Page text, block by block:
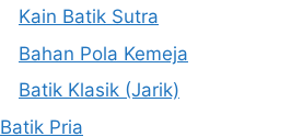
Kain Batik Sutra
Bahan Pola Kemeja
Batik Klasik (Jarik)
Batik Pria